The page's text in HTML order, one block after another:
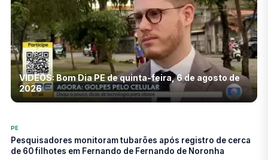
VÍDEOS: Bom Dia PE de quinta-feira, 6 de agosto de
2026
PE
Pesquisadores monitoram tubarões após registro de cerca
de 60 filhotes em Fernando de Fernando de Noronha